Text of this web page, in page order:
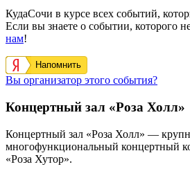
КудаСочи в курсе всех событий,
Если вы знаете о событии, которого
нам!
Напомнить
Вы организатор этого события?
Концертный зал «Роза Холл»
Концертный зал «Роза Холл» —
многофункциональный концертный
«Роза Хутор».